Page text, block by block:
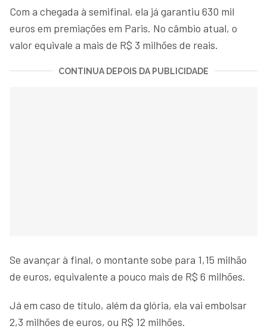
Com a chegada à semifinal, ela já garantiu 630 mil
euros em premiações em Paris. No câmbio atual, o
valor equivale a mais de R$ 3 milhões de reais.
CONTINUA DEPOIS DA PUBLICIDADE
Se avançar à final, o montante sobe para 1,15 milhão
de euros, equivalente a pouco mais de R$ 6 milhões.
Já em caso de título, além da glória, ela vai embolsar
2,3 milhões de euros, ou R$ 12 milhões.